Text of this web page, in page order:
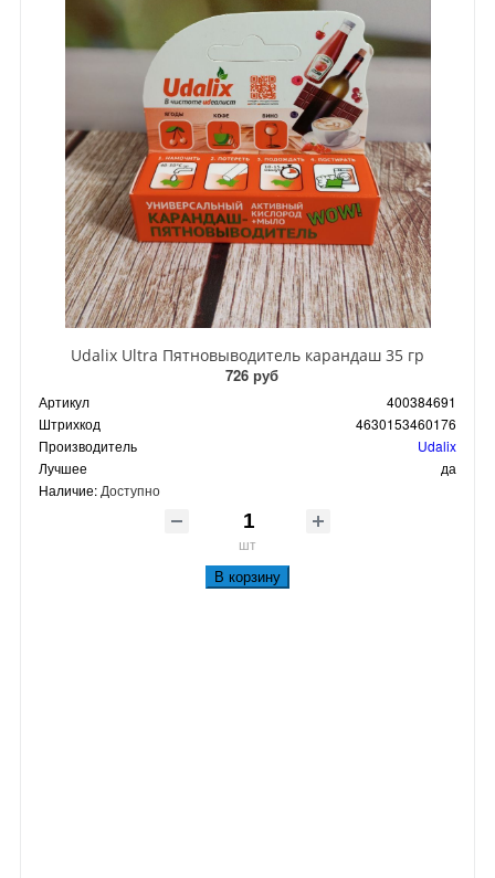
Udalix Ultra Пятновыводитель карандаш 35 гр
726 руб
Артикул
400384691
Штрихкод
4630153460176
Производитель
Udalix
Лучшее
да
Наличие: Доступно
шт
В корзину